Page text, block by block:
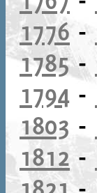
1776-
1785-
1794 -
1803 -
1812 -